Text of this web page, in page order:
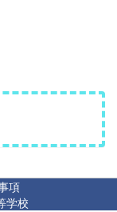
項
学校